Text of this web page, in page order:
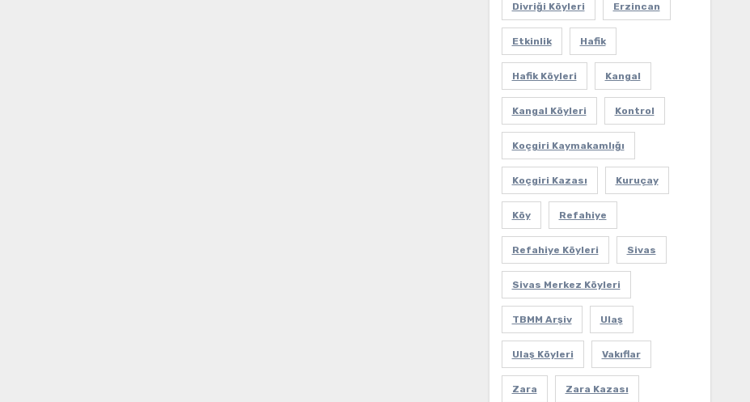
Divriği Köyleri Erzincan
Etkinlik Hafik
Hafik Köyleri Kangal
Kangal Köyleri Kontrol
Koçgiri Kaymakamlığı
Koçgiri Kazası Kuruçay
Köy Refahiye
Refahiye Köyleri Sivas
Sivas Merkez Köyleri
TBMM Arşiv Ulaş
Ulaş Köyleri Vakıflar
Zara Zara Kazası